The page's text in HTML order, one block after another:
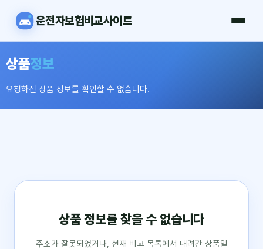
운전자보험비교사이트
상품정보
요청하신 상품 정보를 확인할 수 없습니다.
상품 정보를 찾을 수 없습니다
주소가 잘못되었거나, 현재 비교 목록에서 내려간 상품일